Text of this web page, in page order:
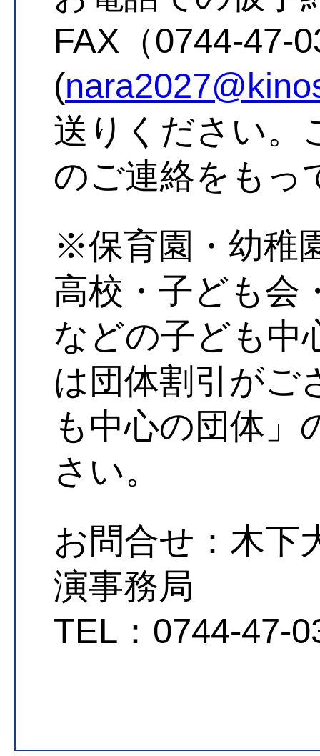
FAX（0744-47-
(
送りください。
のご連絡をもっ
※保育園・幼稚
高校・子ども会
などの子ども中
は団体割引がご
も中心の団体」
さい。
お問合せ：木下
演事務局
TEL：0744-47-